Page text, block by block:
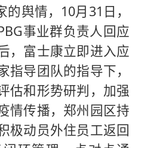
舆情，10月31日，
事业群负责人回应
，富士康立即进入应
指导团队的指导下，
估和形势研判，加强
情传播，郑州园区持
极动员外住员工返回